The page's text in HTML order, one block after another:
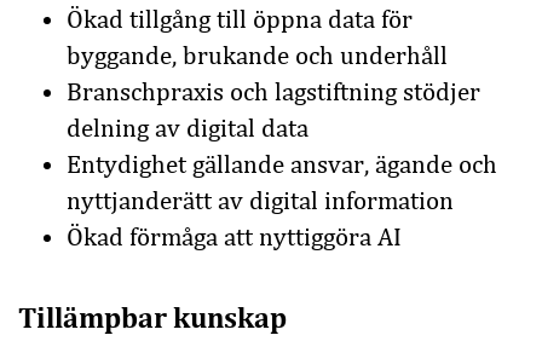
Ökad tillgång till öppna data för
byggande, brukande och underhåll
Branschpraxis och lagstiftning stödjer
delning av digital data
Entydighet gällande ansvar, ägande och
nyttjanderätt av digital information
Ökad förmåga att nyttiggöra AI
Tillämpbar kunskap